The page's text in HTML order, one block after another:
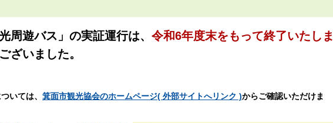
周遊バス」の実証運行は、 令和6年度末をもって終了いたしま
ざいました。
いては、 箕面市観光協会のホームページ( 外部サイトへリンク )からご確認いただけま